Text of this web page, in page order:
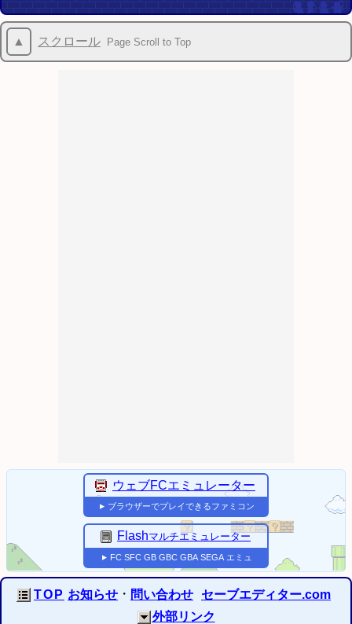
▲ スクロール Page Scroll to Top
ウェブFCエミュレーター
▼ ブラウザーでプレイできるファミコン
Flashマルチエミュレーター
▼ FC SFC GB GBC GBA SEGA エミュ
TOP お知らせ ・ 問い合わせ
セーブエディター.com
外部リンク